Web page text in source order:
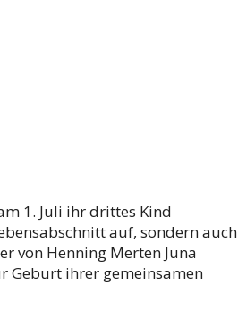
1. Juli ihr drittes Kind
auf, sondern auch
von Henning Merten Juna
Geburt ihrer gemeinsamen